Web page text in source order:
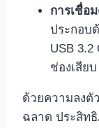
การเชื่อ
ประกอบ
USB
ช่องเสีย
ด้วยความลงตั
ฉลาด ประสิท